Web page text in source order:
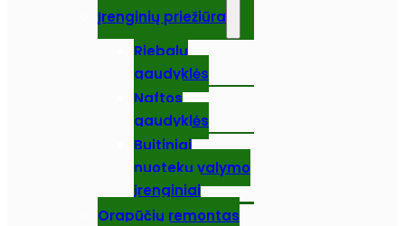
Įrenginių priežiūra
Riebalų
gaudyklės
Naftos
gaudyklės
Buitiniai
nuotekų valymo
įrenginiai
Orapūčių remontas